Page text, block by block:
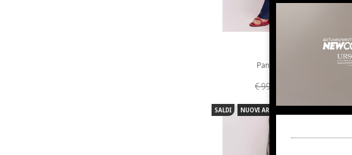
Pantaloni eleganti a palazzo
€ 99.00
SALDI NUOVI ARRIVI